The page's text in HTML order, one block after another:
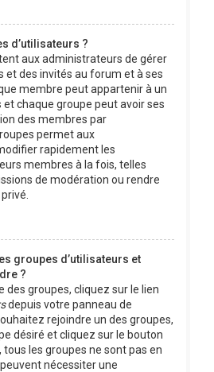
d’utilisateurs ?
aux administrateurs de gérer
et des invités au forum et à ses
membre peut appartenir à un
chaque groupe peut avoir ses
des membres par
permet aux
rapidement les
membres à la fois, telles
de modération ou rendre
groupes d’utilisateurs et
?
des groupes, cliquez sur le lien
depuis votre panneau de
rejoindre un des groupes,
désiré et cliquez sur le bouton
les groupes ne sont pas en
nécessiter une